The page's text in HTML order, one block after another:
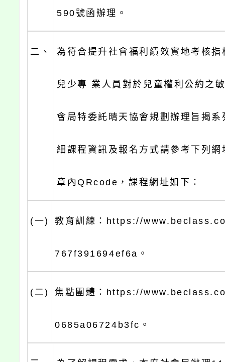
590號函辦理。
二、 為符合提升社會福利績效實地考核
兒少專 業人員對於兒童權利公約之
會局特委託晴天協會規劃辦理旨揭
細課程資訊及報名方式請參考下列
章內QRcode，課程網址如下：
(一) 教育訓練：https://
767f391694ef6a。
(二) 焦點團體：https://
0685a06724b3fc。